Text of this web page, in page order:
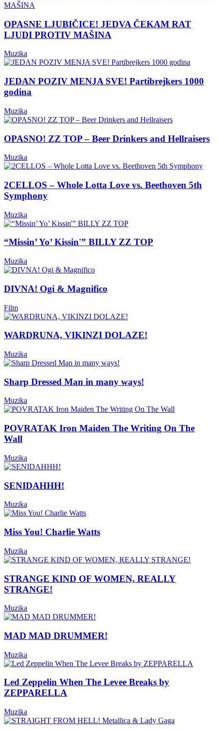
OPASNE LJUBIČICE! JEDVA ČEKAM RAT
LJUDI PROTIV MAŠINA
Muzika
JEDAN POZIV MENJA SVE! Partibrejkers 1000
godina
Muzika
OPASNO! ZZ TOP – Beer Drinkers and Hellraisers
Muzika
2CELLOS – Whole Lotta Love vs. Beethoven 5th
Symphony
Muzika
“Missin’ Yo’ Kissin'” BILLY ZZ TOP
Muzika
DIVNA! Ogi & Magnifico
Film
WARDRUNA, VIKINZI DOLAZE!
Muzika
Sharp Dressed Man in many ways!
Muzika
POVRATAK Iron Maiden The Writing On The
Wall
Muzika
SENIDAHHH!
Muzika
Miss You! Charlie Watts
Muzika
STRANGE KIND OF WOMEN, REALLY
STRANGE!
Muzika
MAD MAD DRUMMER!
Muzika
Led Zeppelin When The Levee Breaks by
ZEPPARELLA
Muzika